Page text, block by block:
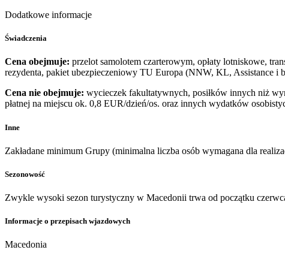
Dodatkowe informacje
Świadczenia
Cena obejmuje: przelot samolotem czarterowym, opłaty lotniskowe,
rezydenta, pakiet ubezpieczeniowy TU Europa (NNW, KL, Assistance i
Cena nie obejmuje: wycieczek fakultatywnych, posiłków innych niż
płatnej na miejscu ok. 0,8 EUR/dzień/os. oraz innych wydatków
Inne
Zakładane minimum Grupy (minimalna liczba osób wymagana dla
Sezonowość
Zwykle wysoki sezon turystyczny w Macedonii trwa od początku
Informacje o przepisach wjazdowych
Macedonia